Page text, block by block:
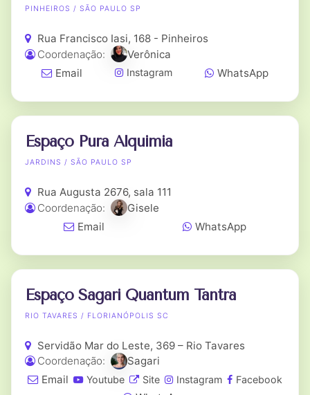
PINHEIROS / SÃO PAULO SP
Rua Francisco Iasi, 168 - Pinheiros
Coordenação:
Verônica
Email
Instagram WhatsApp
Espaço Pura Alquimia
JARDINS / SÃO PAULO SP
Rua Augusta 2676, sala 111
Coordenação:
Gisele
Email
WhatsApp
Espaço Sagari Quantum Tantra
RIO TAVARES / FLORIANÓPOLIS SC
Servidão Mar do Leste, 369 – Rio Tavares
Coordenação:
Sagari
Email
Youtube Site Instagram Facebook